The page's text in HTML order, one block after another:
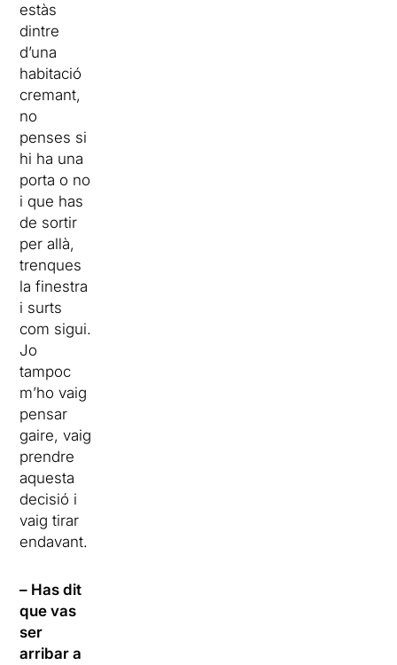
estàs
dintre
d’una
habitació
cremant,
no
penses si
hi ha una
porta o no
i que has
de sortir
per allà,
trenques
la finestra
i surts
com sigui.
Jo
tampoc
m’ho vaig
pensar
gaire, vaig
prendre
aquesta
decisió i
vaig tirar
endavant.
– Has dit
que vas
ser
arribar a